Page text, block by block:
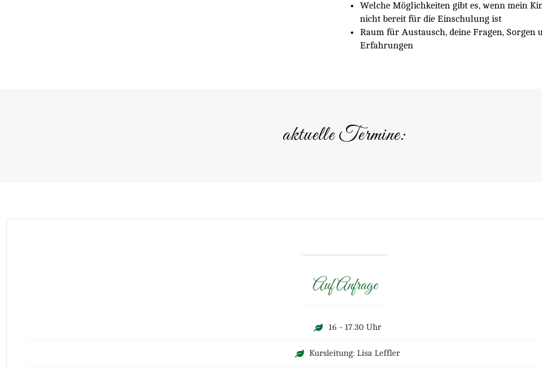
Welche Möglichkeiten gibt es, wenn mein
nicht bereit für die Einschulung ist
Raum für Austausch, deine Fragen, Sorgen
Erfahrungen
aktuelle Termine:
Auf Anfrage
16 - 17.30 Uhr
Kursleitung: Lisa Leffler
Vorname oder ganzer Name
Indem Du fortfährst, akzeptierst Du unsere